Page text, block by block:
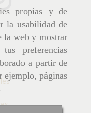
propias y de
la usabilidad de
la web y mostrar
preferencias
a partir de
ejemplo, páginas